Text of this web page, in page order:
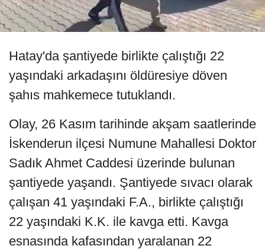
Hatay'da şantiyede birlikte çalıştığı 22
yaşındaki arkadaşını öldüresiye döven
şahıs mahkemece tutuklandı.
Olay, 26 Kasım tarihinde akşam saatlerinde
İskenderun ilçesi Numune Mahallesi Doktor
Sadık Ahmet Caddesi üzerinde bulunan
şantiyede yaşandı. Şantiyede sıvacı olarak
çalışan 41 yaşındaki F.A., birlikte çalıştığı
22 yaşındaki K.K. ile kavga etti. Kavga
esnasında kafasından yaralanan 22